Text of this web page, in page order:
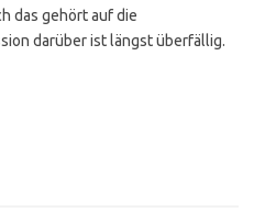
das gehört auf die
darüber ist längst überfällig.